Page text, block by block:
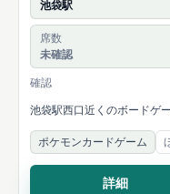
池袋駅
席数
未確認
確認
池袋駅西口近くのボードゲ
カードゲームの持ち込み可
ポケモンカードゲーム
詳細